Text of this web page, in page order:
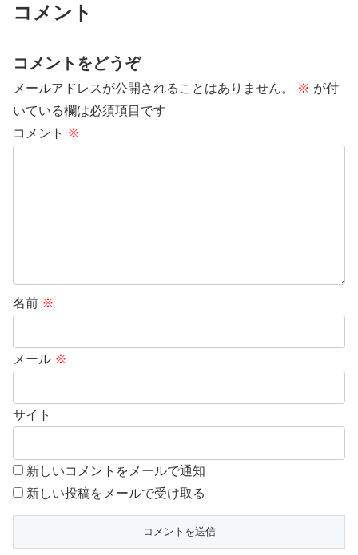
コメント
コメントをどうぞ
メールアドレスが公開されることはありません。 ※ が付
いている欄は必須項目です
コメント ※
名前 ※
メール ※
サイト
新しいコメントをメールで通知
新しい投稿をメールで受け取る